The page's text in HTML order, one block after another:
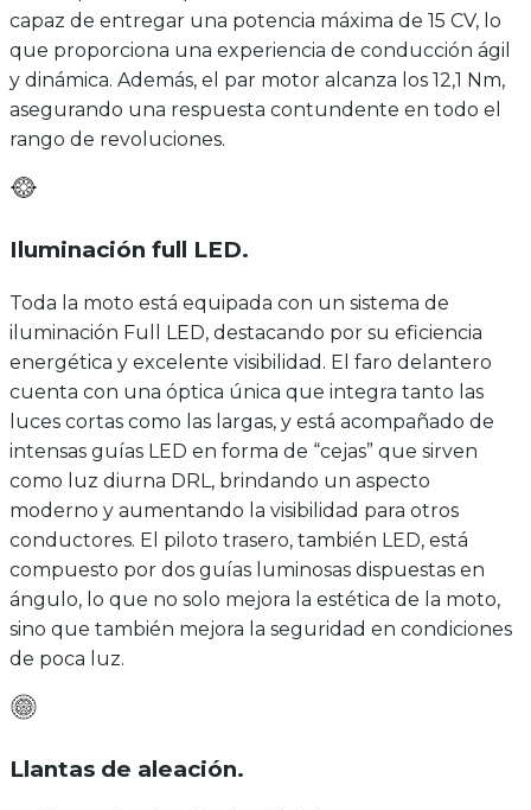
capaz de entregar una potencia máxima de 15 CV, lo
que proporciona una experiencia de conducción ágil
y dinámica. Además, el par motor alcanza los 12,1 Nm,
asegurando una respuesta contundente en todo el
rango de revoluciones.
Iluminación full LED.
Toda la moto está equipada con un sistema de
iluminación Full LED, destacando por su eficiencia
energética y excelente visibilidad. El faro delantero
cuenta con una óptica única que integra tanto las
luces cortas como las largas, y está acompañado de
intensas guías LED en forma de “cejas” que sirven
como luz diurna DRL, brindando un aspecto
moderno y aumentando la visibilidad para otros
conductores. El piloto trasero, también LED, está
compuesto por dos guías luminosas dispuestas en
ángulo, lo que no solo mejora la estética de la moto,
sino que también mejora la seguridad en condiciones
de poca luz.
Llantas de aleación.